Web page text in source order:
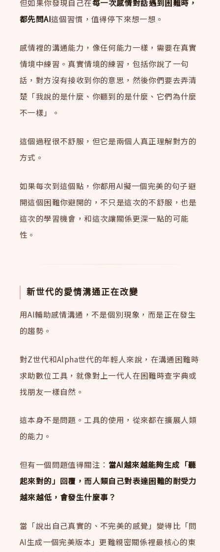
但如果你發現自己在每一次感情對話遇到困難時，
都先問AI這個習慣，值得停下來想一想。
感情裡的溝通能力，像任何能力一樣，需要在真實
情境中練習。真實情境的練習，包括你說了一句
話，對方沒有接收到你的意思，然後你們要去弄清
楚「我說的是什麼、你聽到的是什麼、它們為什麼
不一樣」。
這個過程很不舒服，但它是兩個人真正理解對方的
方式。
如果每次到這個點，你都用AI擬一個完美的句子避
開這個困難你避開的，不只是這次的不舒服，也是
這次的學習機會，和這次讓關係更深一點的可能
性。
新世代的愛情溝通正在改變
用AI輔助感情溝通，不是個別現象，而是正在發生
的趨勢。
對Z世代和Alpha世代的年輕人來說，在溝通困難時
求助數位工具，就像對上一代人在困難時查字典或
找朋友一樣自然。
這本身不是問題。工具的使用，從來都在擴展人類
的能力。
但有一個問題值得關注： 當AI越來越能夠生成「聽
起來對的」回覆，而人類自己對表達困難的耐受力
越來越低，會發生什麼事？
當「說出自己真實的、不完美的感覺」變得比「問
AI生成一個完美版本」更難親密關係裡最核心的東